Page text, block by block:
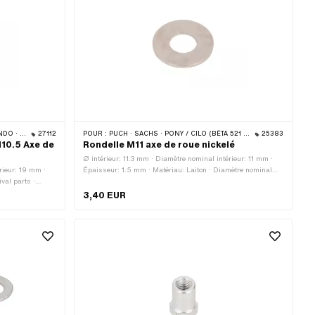
CILO 27112
Axe de
19 mm ·
parts ·
Nirosta) · Ø
POUR : PUCH · SACHS · PONY / CILO (BÊTA 521 & 512) · ZÜNDAPP BELMONDO · TOMOS 25383
Rondelle M11 axe de roue nickelé
Ø intérieur: 11.3 mm · Diamètre nominal intérieur: 11 mm ·
Épaisseur: 1.5 mm · Matériau: Laiton · Diamètre nominal
Taille du filetage: M11
3,40 EUR